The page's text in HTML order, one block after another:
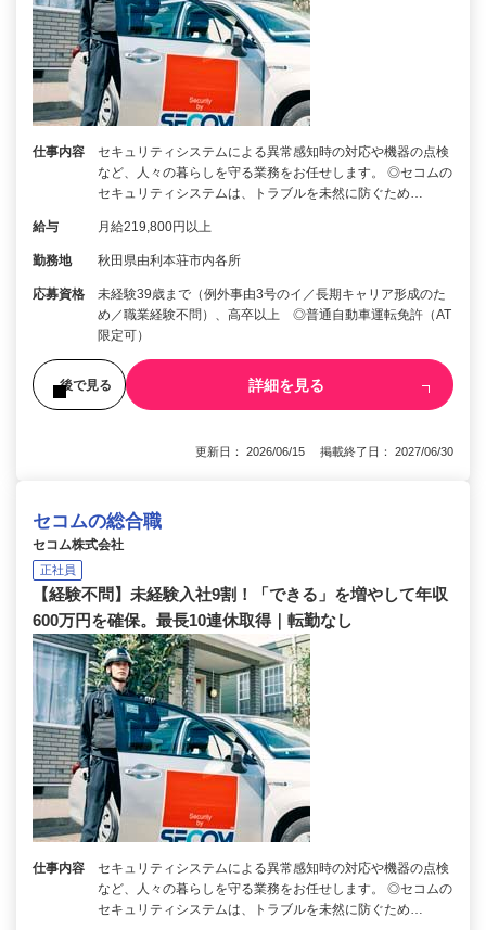
仕事内容
セキュリティシステムによる異常感知時の対応や機器の点検
など、人々の暮らしを守る業務をお任せします。 ◎セコムの
セキュリティシステムは、トラブルを未然に防ぐため…
給与 月給219,800円以上
勤務地 秋田県由利本荘市内各所
応募資格
未経験39歳まで（例外事由3号のイ／長期キャリア形成のた
め／職業経験不問）、高卒以上 ◎普通自動車運転免許（AT
限定可）
後で見る 詳細を見る
更新日： 2026/06/15 掲載終了日： 2027/06/30
セコムの総合職
セコム株式会社
正社員
【経験不問】未経験入社9割！「できる」を増やして年収
600万円を確保。最長10連休取得｜転勤なし
仕事内容
セキュリティシステムによる異常感知時の対応や機器の点検
など、人々の暮らしを守る業務をお任せします。 ◎セコムの
セキュリティシステムは、トラブルを未然に防ぐため…